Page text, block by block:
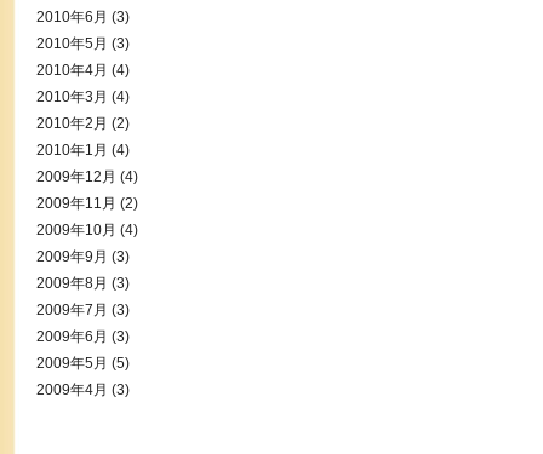
2010年6月 (3)
2010年5月 (3)
2010年4月 (4)
2010年3月 (4)
2010年2月 (2)
2010年1月 (4)
2009年12月 (4)
2009年11月 (2)
2009年10月 (4)
2009年9月 (3)
2009年8月 (3)
2009年7月 (3)
2009年6月 (3)
2009年5月 (5)
2009年4月 (3)